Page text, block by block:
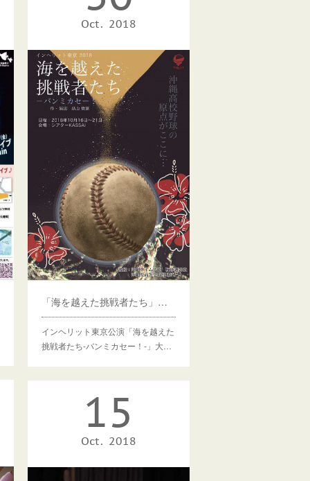
Oct 2018
「海を越えた挑戦者たち」無事終演
インヘリット東京公演「海を越えた
挑戦者たち-バンミカセー！-」大…
15
Oct 2018